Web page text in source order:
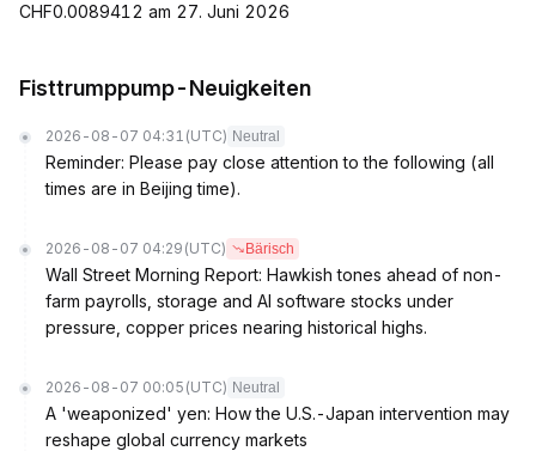
CHF0.0089412 am 27. Juni 2026
Fisttrumppump-Neuigkeiten
2026-08-07 04:31 (UTC) Neutral
Reminder: Please pay close attention to the following (all
times are in Beijing time).
2026-08-07 04:29 (UTC) Bärisch
Wall Street Morning Report: Hawkish tones ahead of non-
farm payrolls, storage and AI software stocks under
pressure, copper prices nearing historical highs.
2026-08-07 00:05 (UTC) Neutral
A 'weaponized' yen: How the U.S.-Japan intervention may
reshape global currency markets